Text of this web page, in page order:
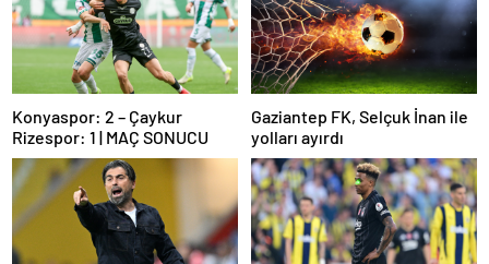
Konyaspor: 2 – Çaykur
Rizespor: 1 | MAÇ SONUCU
Gaziantep FK, Selçuk İnan ile
yolları ayırdı